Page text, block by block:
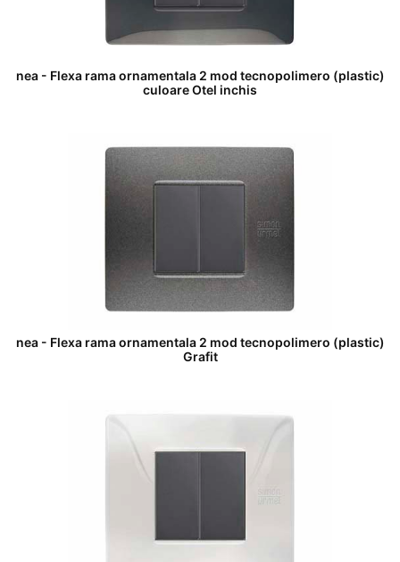
nea - Flexa rama ornamentala 2 mod tecnopolimero (plastic)
culoare Otel inchis
nea - Flexa rama ornamentala 2 mod tecnopolimero (plastic)
Grafit